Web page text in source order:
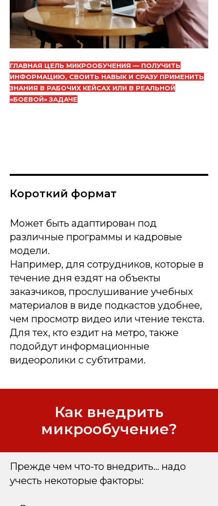
ГЛАВНАЯ ЦЕЛЬ МИКРООБУЧЕНИЯ — ПОЛУЧИТЬ
ИНФОРМАЦИЮ, СВОИТЬ НАВЫК И СРАЗУ ПРИМЕНИТЬ
ЗНАНИЯ В РАБОЧИХ КЕЙСАХ ИЛИ В РЕАЛЬНОЙ
«БОЕВОЙ» ЗАДАЧЕ
Короткий формат
Может быть адаптирован под
различные программы и кадровые
модели.
Например, для сотрудников, которые в
течение дня ездят на объекты
заказчиков, прослушивание учебных
материалов в виде подкастов удобнее,
чем просмотр видео или чтение текста.
Для тех, кто ездит на метро, также
подойдут информационные
видеоролики с субтитрами.
Как внедрить
микрообучение?
Прежде чем что-то внедрить... надо
учесть некоторые факторы: